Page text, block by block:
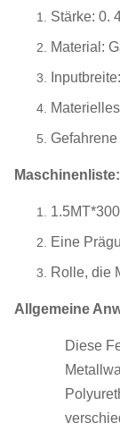
Stärke: 0.
Material:
Maschinenliste:
Eine
Rolle, die
Allgemeine
Diese